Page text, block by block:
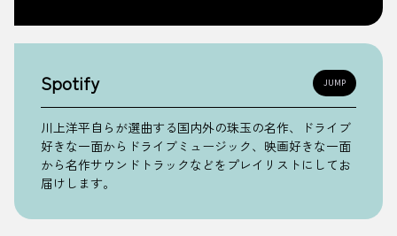
Spotify JUMP
川上洋平自らが選曲する国内外の珠玉の名作、ドライブ
好きな一面からドライブミュージック、映画好きな一面
から名作サウンドトラックなどをプレイリストにしてお
届けします。